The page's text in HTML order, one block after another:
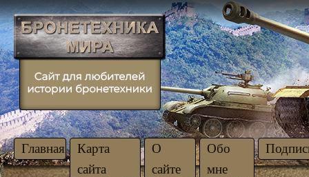
Главная
Карта
сайта
О
сайте
Обо
мне